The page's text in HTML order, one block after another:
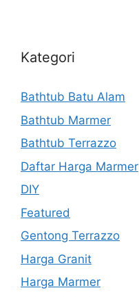
Kategori
Bathtub Batu Alam
Bathtub Marmer
Bathtub Terrazzo
Daftar Harga Marmer
DIY
Featured
Gentong Terrazzo
Harga Granit
Harga Marmer